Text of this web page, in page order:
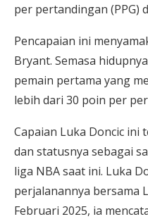
per pertandingan (PPG)
Pencapaian ini
Bryant. Semasa
pemain pertama yang
lebih dari 30 poin per
Capaian Luka Doncic ini
dan statusnya sebagai
liga NBA saat ini. Luka
perjalanannya bersama
Februari 2025, ia